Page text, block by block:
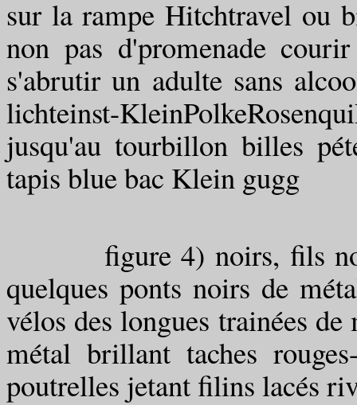
sur la rampe Hitchtravel ou
non pas d'promenade
s'abrutir un adulte sans
lichteinst-
jusqu'au tourbillon billes
tapis blue bac Klein gugg
figure 4) noirs, fils
quelques ponts noirs de
vélos des longues trainées
métal brillant taches
poutrelles jetant filins lacés